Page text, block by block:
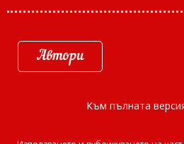
Автори
Към пълната